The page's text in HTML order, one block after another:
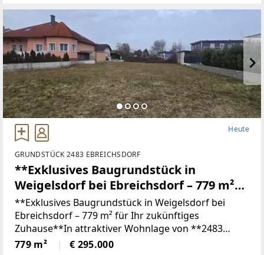
Heute
GRUNDSTÜCK 2483 EBREICHSDORF
**Exklusives Baugrundstück in
Weigelsdorf bei Ebreichsdorf – 779 m²
für Ihr zukünftiges Zuhause**
**Exklusives Baugrundstück in Weigelsdorf bei
Ebreichsdorf – 779 m² für Ihr zukünftiges
Zuhause**In attraktiver Wohnlage von **2483
Weigelsdorf bei Ebreichsdorf** gelangt dieses
779 m² € 295.000